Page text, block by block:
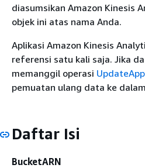
diasumsikan Amazon Kinesis
objek ini atas nama Anda.
Aplikasi Amazon Kinesis
referensi satu kali saja. Jika
memanggil operasi
pemuatan ulang data ke
Daftar Isi
BucketARN